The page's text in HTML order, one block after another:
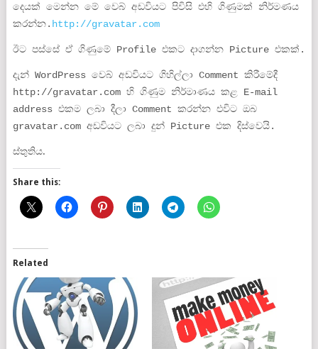
දෙයක් මෙන්න මේ වෙබ් අඩවියට පිවිසි එහි ගිණුමක් නිර්මණය
කරන්න. http://gravatar.com
ඊට පස්සේ ඒ ගිණුමේ Profile එකට දාගන්න Picture එකක්.
දැන් WordPress වෙබ් අඩවියට ගිහිල්ලා Comment කිරීමේදී
http://gravatar.com හි ගිණුම නිර්මාණය කළ E-mail
address එකම ලබා දීලා Comment කරන්න එවිට ඔබ
gravatar.com අඩවියට ලබා දුන් Picture එක දිස්වෙයි.
ස්තුතිය.
Share this:
Related